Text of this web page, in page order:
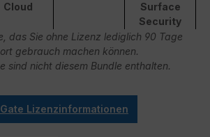
Cloud
Surface
Security
das Sie ohne Lizenz lediglich 90 Tage
gebrauch machen können.
sind nicht diesem Bundle enthalten.
Lizenzinformationen